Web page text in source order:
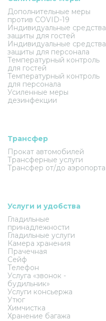
Дополнительные меры
против COVID-19
Индивидуальные средства
защиты для гостей
Индивидуальные средства
защиты для персонала
Температурный контроль
для гостей
Температурный контроль
для персонала
Усиленные меры
дезинфекции
Трансфер
Прокат автомобилей
Трансферные услуги
Трансфер от/до аэропорта
Услуги и удобства
Гладильные
принадлежности
Гладильные услуги
Камера хранения
Прачечная
Сейф
Телефон
Услуга «звонок -
будильник»
Услуги консьержа
Утюг
Химчистка
Хранение багажа